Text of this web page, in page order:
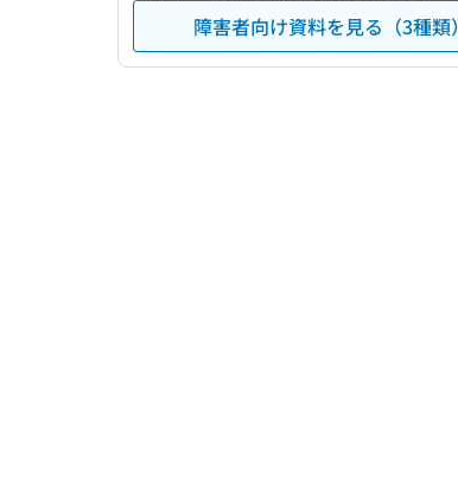
障害者向け資料を見る（3種類）